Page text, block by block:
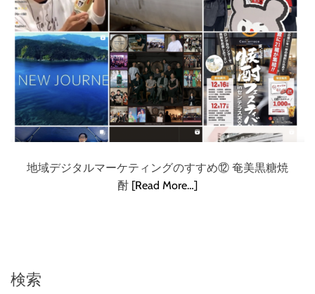
地域デジタルマーケティングのすすめ⑫ 奄美黒糖焼
酎 [Read More…]
検索